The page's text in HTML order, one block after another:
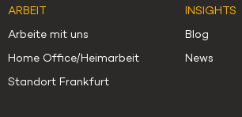
ARBEIT
Arbeite mit uns
Home Office/Heimarbeit
Standort Frankfurt
INSIGHTS
Blog
News